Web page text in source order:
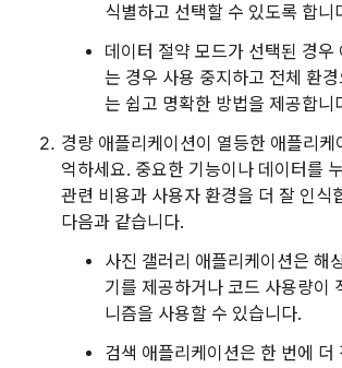
식별하고 선택할 수 있도록 합니
데이터 절약 모드가 선택된 경우
는 경우 사용 중지하고 전체 환
는 쉽고 명확한 방법을 제공합니
경량 애플리케이션이 열등한 애플리케
억하세요. 중요한 기능이나 데이터를
관련 비용과 사용자 환경을 더 잘 인식
다음과 같습니다.
사진 갤러리 애플리케이션은 해
기를 제공하거나 코드 사용량이
니즘을 사용할 수 있습니다.
검색 애플리케이션은 한 번에 더